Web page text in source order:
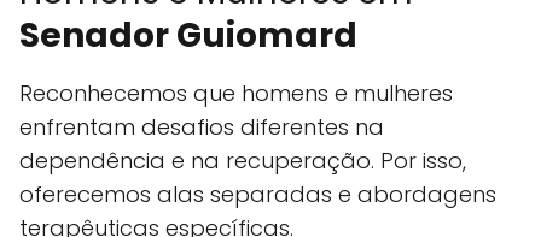
Senador Guiomard
Reconhecemos que homens e mulheres
enfrentam desafios diferentes na
dependência e na recuperação. Por isso,
oferecemos alas separadas e abordagens
terapêuticas específicas.